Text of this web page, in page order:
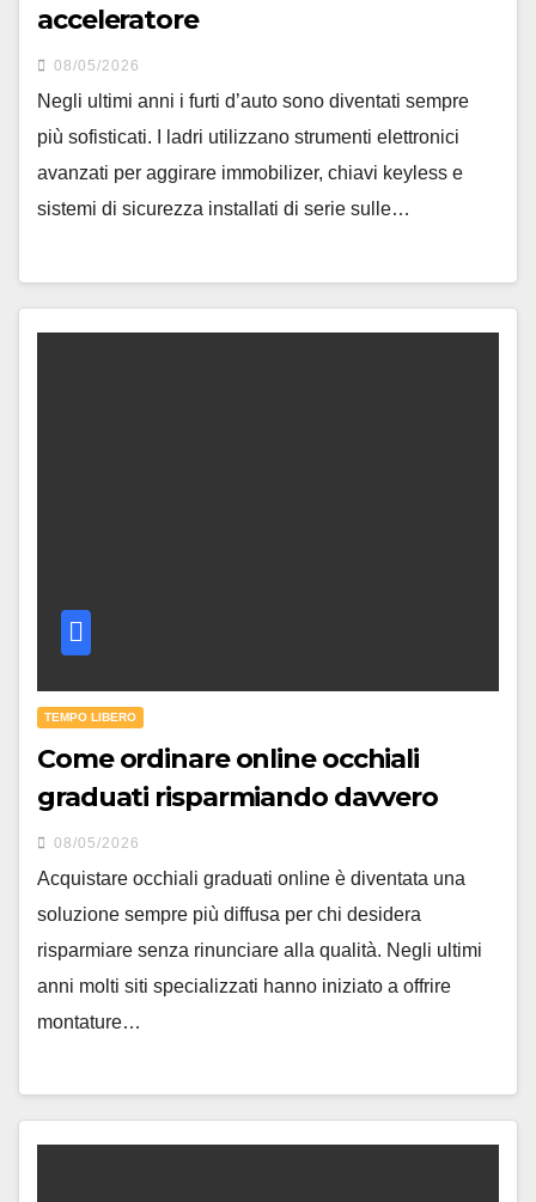
acceleratore
08/05/2026
Negli ultimi anni i furti d’auto sono diventati sempre
più sofisticati. I ladri utilizzano strumenti elettronici
avanzati per aggirare immobilizer, chiavi keyless e
sistemi di sicurezza installati di serie sulle…
TEMPO LIBERO
Come ordinare online occhiali
graduati risparmiando davvero
08/05/2026
Acquistare occhiali graduati online è diventata una
soluzione sempre più diffusa per chi desidera
risparmiare senza rinunciare alla qualità. Negli ultimi
anni molti siti specializzati hanno iniziato a offrire
montature…